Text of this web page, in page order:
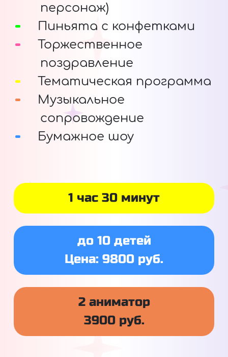
персонаж)
Пиньята с конфетками
Торжественное
поздравление
Тематическая программа
Музыкальное
сопровождение
Бумажное шоу
1 час 30 минут
до 10 детей
Цена: 9800 руб.
2 аниматор
3900 руб.